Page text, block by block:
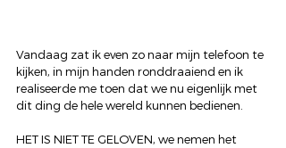
Vandaag zat ik even zo naar mijn telefoon te
kijken, in mijn handen ronddraaiend en ik
realiseerde me toen dat we nu eigenlijk met
dit ding de hele wereld kunnen bedienen.
HET IS NIET TE GELOVEN, we nemen het